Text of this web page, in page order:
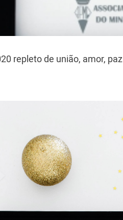
repleto de união, amor,